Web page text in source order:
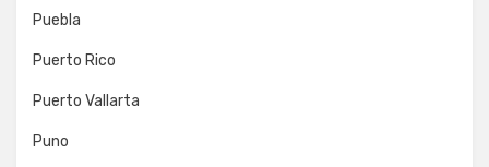
Puebla
Puerto Rico
Puerto Vallarta
Puno